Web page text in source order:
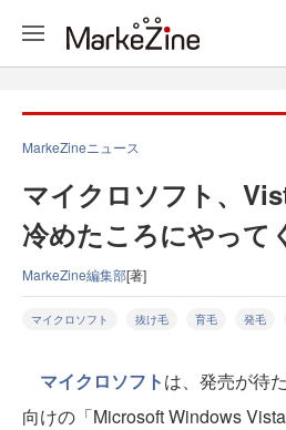
MarkeZineニュース
マイクロソフト、
冷めたころにやって
MarkeZine編集部[著]
マイクロソフト 抜け毛 育毛 発毛
マイクロソフトは、発売が待
向けの「Microsoft Windows